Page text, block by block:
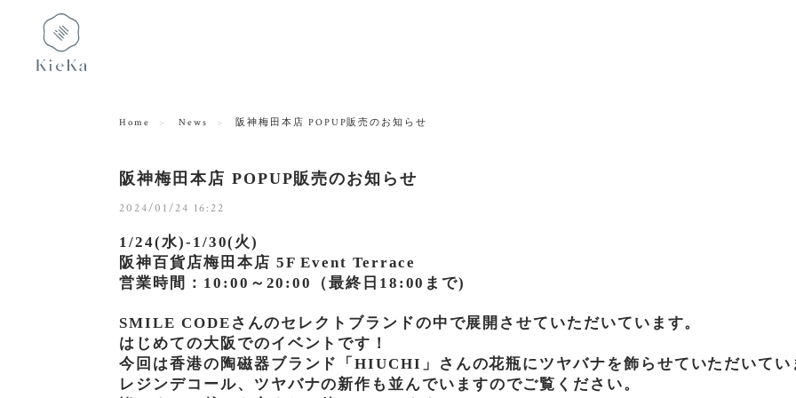
Home News 阪神梅田本店 POPUP販売のお知らせ
阪神梅田本店 POPUP販売のお知らせ
2024/01/24 16:22
1/24(水)-1/30(火)
阪神百貨店梅田本店 5F Event Terrace
営業時間：10:00～20:00（最終日18:00まで)
SMILE CODEさんのセレクトブランドの中で展開させていただいています。
はじめての大阪でのイベントです！
今回は香港の陶磁器ブランド「HIUCHI」さんの花瓶にツヤバナを飾らせていただいてい
レジンデコール、ツヤバナの新作も並んでいますのでご覧ください。